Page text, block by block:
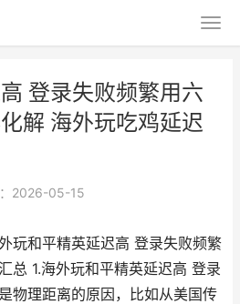
登录失败频繁用六
解 海外玩吃鸡延迟
2026-05-15
玩和平精英延迟高 登录失败频繁
总 1.海外玩和平精英延迟高 登录
物理距离的原因，比如从美国传